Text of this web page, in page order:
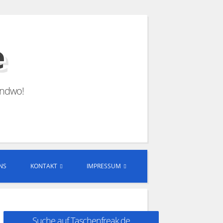
KONTAKT IMPRESSUM
Suche auf Taschenfreak.de